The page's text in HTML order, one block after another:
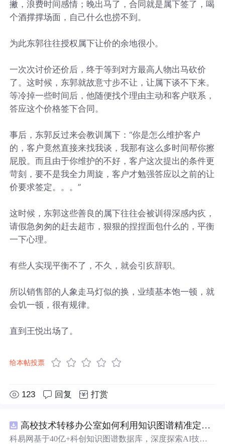
撇，浪费时间感情；晚出马了，合同就是属下签了，喝
个酒撑撑场面，自己什么也捞不到。
为此东郭往往授权属下让价的余地很小。
一次次讨价还价后，终于等到对方最高人物出马砍价
了。这时候，东郭就故意寸步不让，让属下谈不下来。
等冷掉一些时间后，他随便找个理由主动和客户联系，
答应这个价格签下合同。
事后，东郭反过来会教训属下：“你是怎么维护客户
的，客户竟然直接来找我谈，我那有这么多时间帮你擦
屁股。而且由于你维护的不好，客户这次提出的条件更
苛刻，要不是我全力周旋，客户才勉强答应以之前的让
价要求签定。。。”
这时候，东郭这些善良的属下往往会被训得深感内疚，
请假急匆匆的赶去超市，狠狠的捏捏面包什么的，平衡
一下心理。
有些人实现平衡不了，不久，就会引疚辞职。
所以销售部的人象走马灯似的换，业绩基本饱一顿，就
会饥一顿，很有规律。
直到王悦出场了。
给本帖投票
123 回复 打赏
高校技术转移办公室如何利用知识图谱精准定位产业需求与技术适配点？.docx
科易网基于40亿+科创知识图谱数据库，深度探索AI技术